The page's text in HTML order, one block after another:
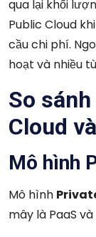
qua lại khối
Public Cloud
cầu chi phí.
hoạt và nhiều
So
Cloud
Mô hình
Mô hình
mây là PaaS và